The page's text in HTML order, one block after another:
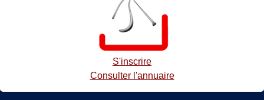
S'inscrire
Consulter l'annuaire